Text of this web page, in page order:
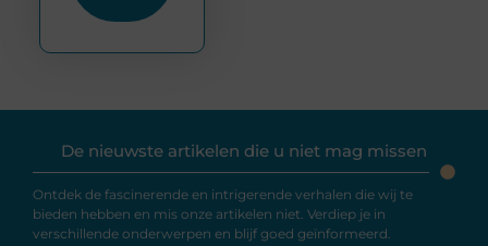
De nieuwste artikelen die u niet mag missen
Ontdek de fascinerende en intrigerende verhalen die wij te
bieden hebben en mis onze artikelen niet. Verdiep je in
verschillende onderwerpen en blijf goed geïnformeerd.